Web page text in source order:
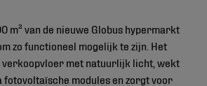
m² van de nieuwe Globus hypermarkt
zo functioneel mogelijk te zijn. Het
verkoopvloer met natuurlijk licht, wekt
modules en zorgt voor